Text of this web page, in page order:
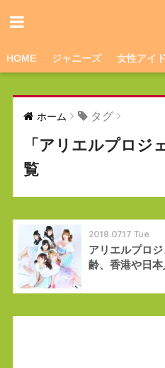
HOME ジャニーズ 女性アイ
ホーム タグ
「アリエルプロジ
覧
2018.07.17 Tue
アリエルプロ
齢、香港や日本